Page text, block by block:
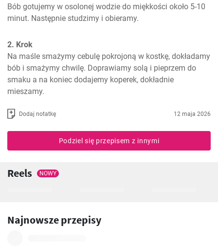
Bób gotujemy w osolonej wodzie do miękkości około 5-10
minut. Następnie studzimy i obieramy.
2. Krok
Na maśle smażymy cebulę pokrojoną w kostkę, dokładamy
bób i smażymy chwilę. Doprawiamy solą i pieprzem do
smaku a na koniec dodajemy koperek, dokładnie
mieszamy.
Dodaj notatkę 12 maja 2026
Podziel się przepisem z innymi
Reels NOWY
Najnowsze przepisy